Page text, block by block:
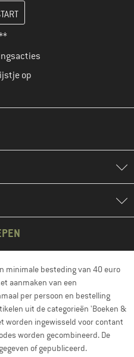
in de volgende stap je
op
minimale besteding van 40 euro
aanmaken van een
per persoon en bestelling
uit de categorieën 'Boeken &
worden ingewisseld voor contant
worden gecombineerd. De
of gepubliceerd.